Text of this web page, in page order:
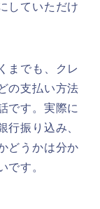
していただけ
までも、クレ
の支払い方法
です。実際に
行振り込み、
どうかは分か
です。